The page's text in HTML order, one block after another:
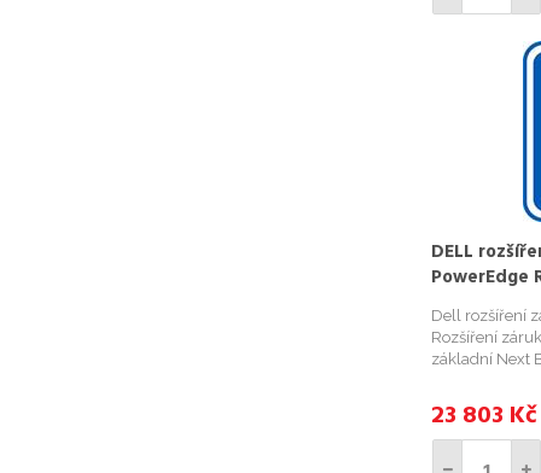
DELL
PowerEdge
let
nákupu/
Dell rozšíření
Rozšíření
základní Next
rozšířena do 1
Business Day.
23 803 Kč